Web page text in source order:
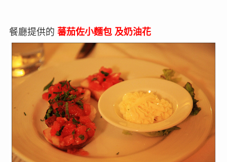
餐廳提供的 蕃茄佐小麵包 及奶油花